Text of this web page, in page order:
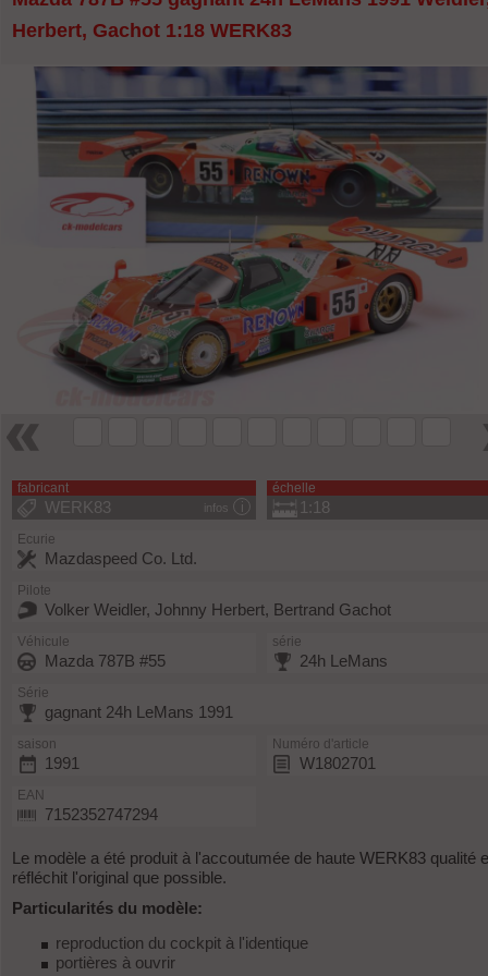
Herbert, Gachot 1:18 WERK83
fabricant
infos
WERK83
échelle
1:18
Ecurie
Mazdaspeed Co. Ltd.
Pilote
Volker Weidler, Johnny Herbert, Bertrand Gachot
Véhicule
Mazda 787B #55
série
24h LeMans
Série
gagnant 24h LeMans 1991
saison
1991
Numéro d'article
W1802701
EAN
7152352747294
Le modèle a été produit à l'accoutumée de haute WERK83 qualité
réfléchit l'original que possible.
Particularités du modèle:
reproduction du cockpit à l'identique
portières à ouvrir